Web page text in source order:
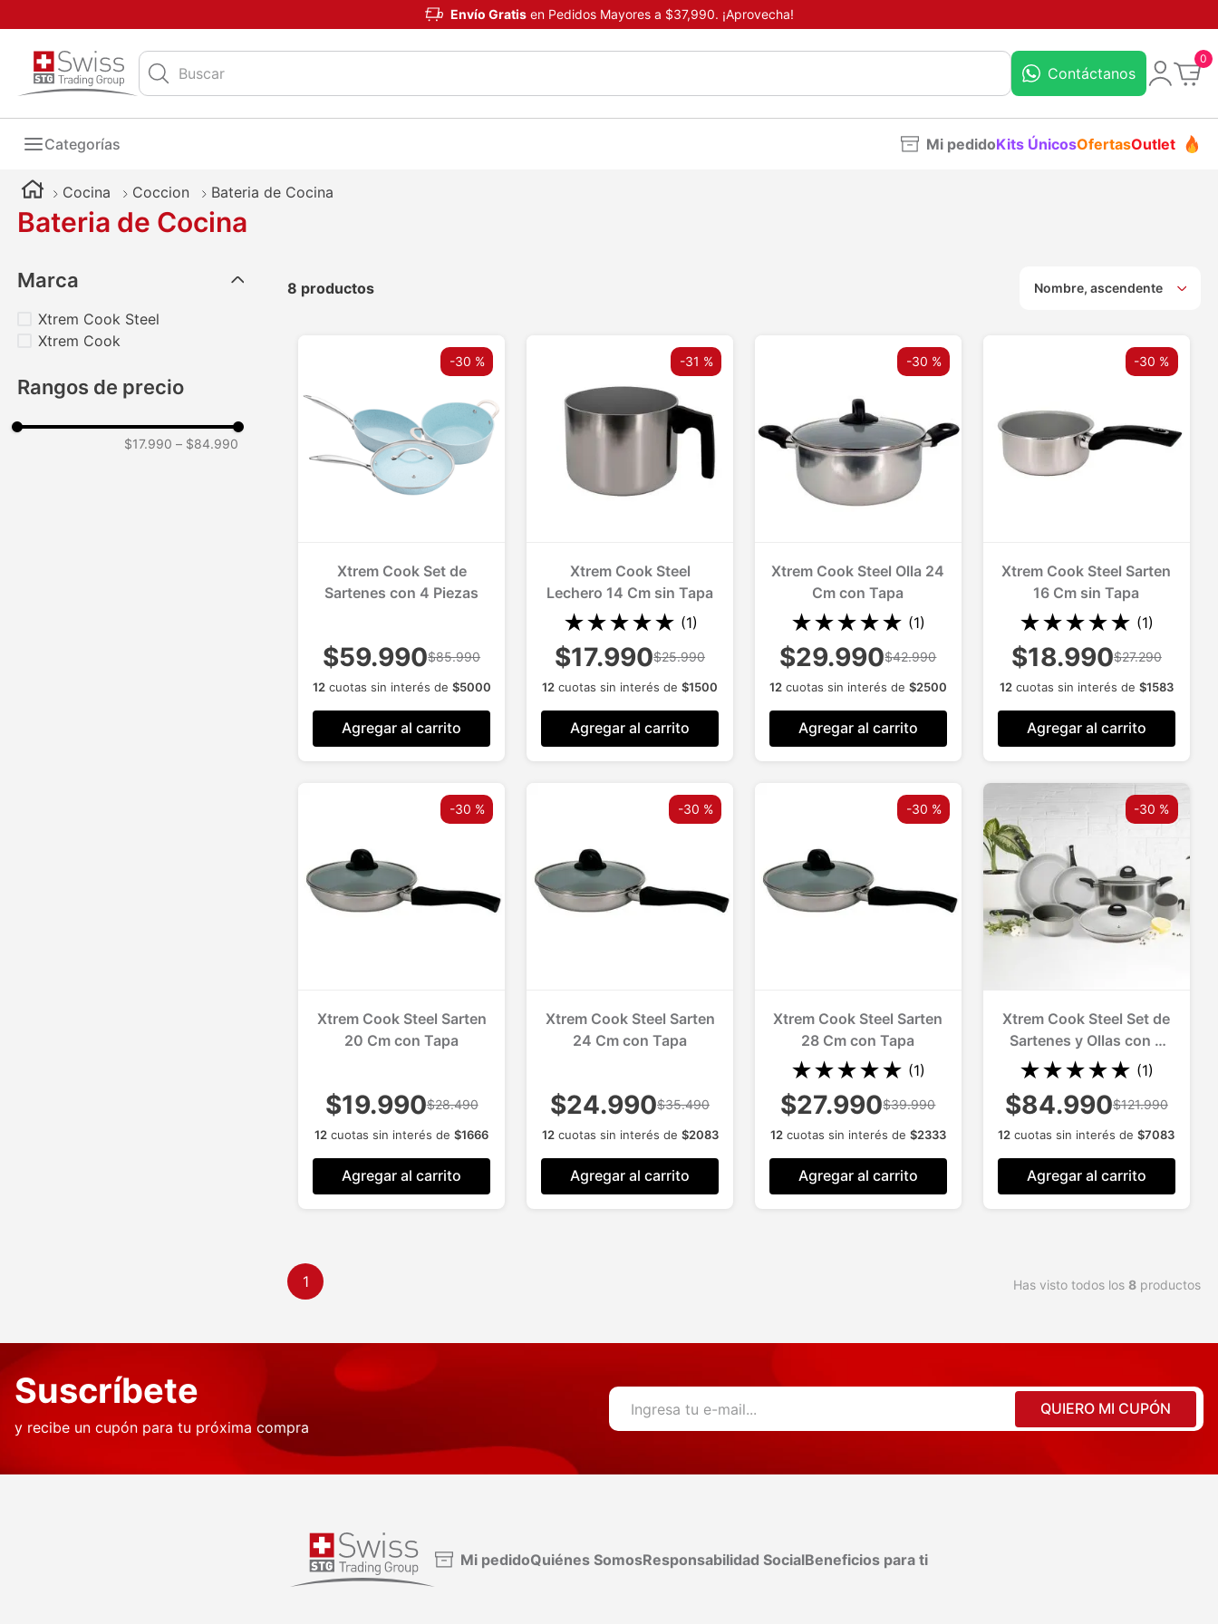
Envío Gratisen Pedidos Mayores a $37,990. ¡Aprovecha!
Buscar
Contáctanos
0
Categorías Mi pedidoKits ÚnicosOfertasOutlet
Cocina Coccion Bateria de Cocina
Bateria de Cocina
Marca
Xtrem Cook Steel
Xtrem Cook
Rangos de precio
$17.990 – $84.990
8 productos Nombre, ascendente
-30 %
Xtrem Cook Set de
Sartenes con 4 Piezas
$59.990$85.990
12cuotas sin interés de $5000
Agregar al carrito
-31 %
Xtrem Cook Steel
Lechero 14 Cm sin Tapa
★★★★★ (1)
$17.990$25.990
12 cuotas sin interés de$1500
Agregar al carrito
-30 %
Xtrem Cook Steel Olla 24
Cm con Tapa
★★★★★ (1)
$29.990$42.990
12cuotas sin interés de $2500
Agregar al carrito
-30 %
Xtrem Cook Steel Sarten
16 Cm sin Tapa
★★★★★ (1)
$18.990$27.290
12cuotas sin interés de $1583
Agregar al carrito
-30 %
Xtrem Cook Steel Sarten
20 Cm con Tapa
$19.990$28.490
12 cuotas sin interés de$1666
Agregar al carrito
-30 %
Xtrem Cook Steel Sarten
24 Cm con Tapa
$24.990$35.490
12cuotas sin interés de $2083
Agregar al carrito
-30 %
Xtrem Cook Steel Sarten
28 Cm con Tapa
★★★★★ (1)
$27.990$39.990
12cuotas sin interés de $2333
Agregar al carrito
-30 %
Xtrem Cook Steel Set de
Sartenes y Ollas con 6
Piezas
★★★★★ (1)
$84.990$121.990
12 cuotas sin interés de$7083
Agregar al carrito
1 Has visto todos los 8productos
Suscríbete
y recibe un cupón para tu próxima compra
QUIERO MI CUPÓN
Mi pedidoQuiénes SomosResponsabilidad SocialBeneficios para ti